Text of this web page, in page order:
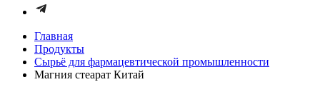
Главная
Продукты
Сырьё для фармацевтической промышленности
Магния стеарат Китай